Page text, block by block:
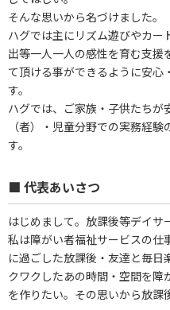
そんな思いから名づけました。
ハグでは主にリズム遊びやカー
出等一人一人の感性を育む支援
て頂ける事ができるように安心
す。
ハグでは、ご家族・子供たち
（者）・児童分野での実務経
す。
■ 代表あいさつ
はじめまして。放課後等デイ
私は障がい者福祉サービスの仕
に過ごした放課後・友達と毎日
クワクしたあの時間・空間を障
を作りたい。その思いから放課